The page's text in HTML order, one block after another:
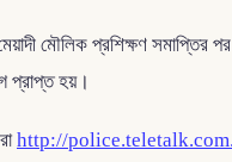
মৌলিক প্রশিক্ষণ সমাপ্তির
প্রাপ্ত হয়।
http://